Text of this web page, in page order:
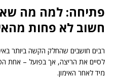
פתיחה: למה מה
חשוב לא פחות
רבים חושבים שהחלק הקשה ביותר
לסיים את הריצה, אך בפועל – אחת
מיד לאחר האימון.